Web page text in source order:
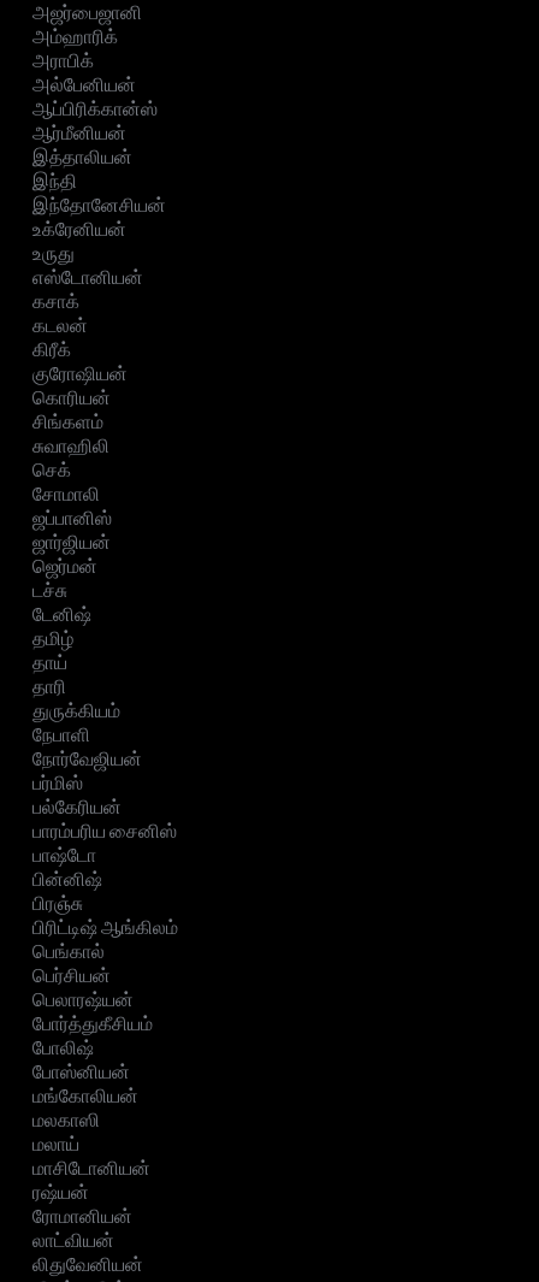
அஜர்பைஜானி
அம்ஹாரிக்
அராபிக்
அல்பேனியன்
ஆப்பிரிக்கான்ஸ்
ஆர்மீனியன்
இத்தாலியன்
இந்தி
இந்தோனேசியன்
உக்ரேனியன்
உருது
எஸ்டோனியன்
கசாக்
கடலன்
கிரீக்
குரோஷியன்
கொரியன்
சிங்களம்
சுவாஹிலி
செக்
சோமாலி
ஜப்பானிஸ்
ஜார்ஜியன்
ஜெர்மன்
டச்சு
டேனிஷ்
தமிழ்
தாய்
தாரி
துருக்கியம்
நேபாளி
நோர்வேஜியன்
பர்மிஸ்
பல்கேரியன்
பாரம்பரிய சைனிஸ்
பாஷ்டோ
பின்னிஷ்
பிரஞ்சு
பிரிட்டிஷ் ஆங்கிலம்
பெங்கால்
பெர்சியன்
பெலாரஷ்யன்
போர்த்துகீசியம்
போலிஷ்
போஸ்னியன்
மங்கோலியன்
மலகாஸி
மலாய்
மாசிடோனியன்
ரஷ்யன்
ரோமானியன்
லாட்வியன்
லிதுவேனியன்